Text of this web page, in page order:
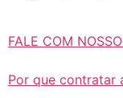
FALE COM
Por que contratar